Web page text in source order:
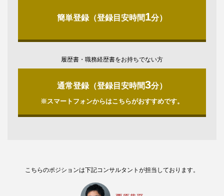
簡単登録（登録目安時間1分）
履歴書・職務経歴書をお持ちでない方
通常登録（登録目安時間3分）
※スマートフォンからはこちらがおすすめです。
こちらのポジションは下記コンサルタントが担当しております。